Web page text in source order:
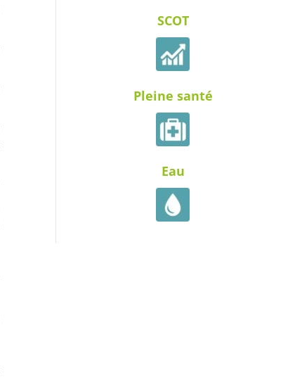
SCOT
Pleine santé
Eau